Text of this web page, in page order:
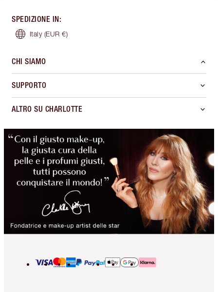
SPEDIZIONE IN :
Italy (EUR €)
CHI SIAMO
SUPPORTO
ALTRO SU CHARLOTTE